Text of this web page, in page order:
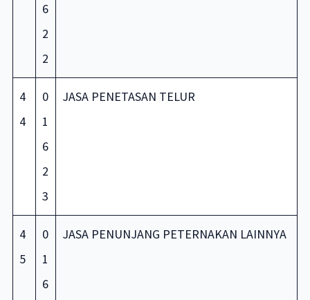
6
2
2
4
4
0
1
6
2
3
JASA PENETASAN TELUR
4
5
0
1
6
JASA PENUNJANG PETERNAKAN LAINNYA